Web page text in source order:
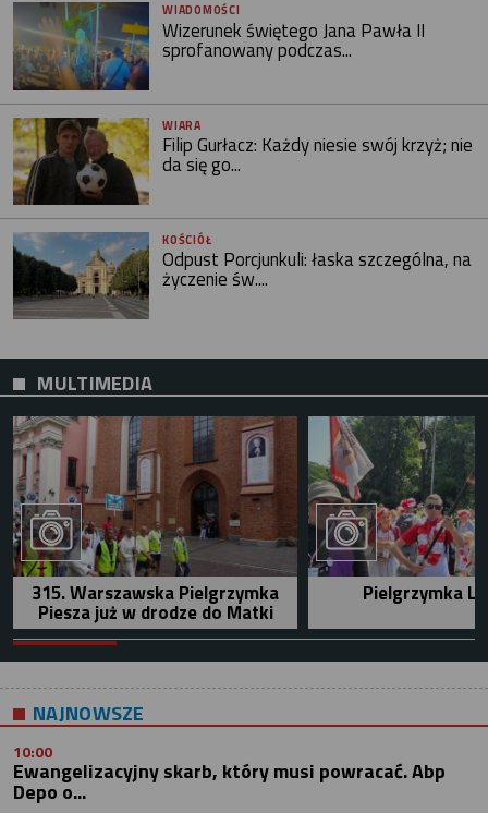
WIADOMOŚCI
Wizerunek świętego Jana Pawła II
sprofanowany podczas...
WIARA
Filip Gurłacz: Każdy niesie swój krzyż; nie
da się go...
KOŚCIÓŁ
Odpust Porcjunkuli: łaska szczególna, na
życzenie św....
MULTIMEDIA
315. Warszawska Pielgrzymka
Piesza już w drodze do Matki
Pielgrzymka
NAJNOWSZE
10:00
Ewangelizacyjny skarb, który musi powracać. Abp
Depo o...